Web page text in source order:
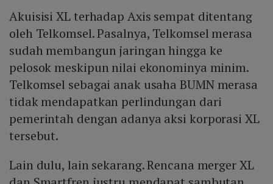
Akuisisi XL terhadap Axis sempat ditentang
oleh Telkomsel. Pasalnya, Telkomsel merasa
sudah membangun jaringan hingga ke
pelosok meskipun nilai ekonominya minim.
Telkomsel sebagai anak usaha BUMN merasa
tidak mendapatkan perlindungan dari
pemerintah dengan adanya aksi korporasi XL
tersebut.
Lain dulu, lain sekarang. Rencana merger XL